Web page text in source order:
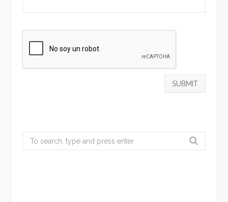
Search
for: